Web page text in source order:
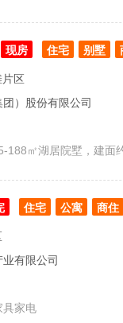
现房 住宅 别墅
区
）股份有限公司
住宅 公寓 商住
有限公司
具家电